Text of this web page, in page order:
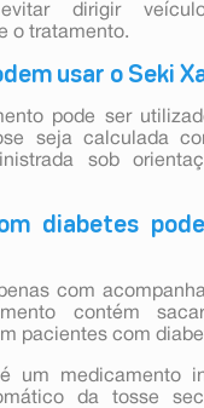
evitar dirigir
o tratamento.
usar o Seki
pode ser
seja calculada
sob
diabetes
com
contém
pacientes com
um medicamento
da tosse